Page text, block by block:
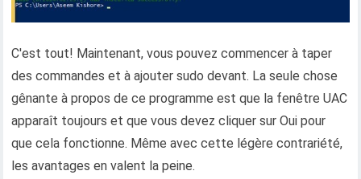
C'est tout! Maintenant, vous pouvez commencer à taper
des commandes et à ajouter sudo devant. La seule chose
gênante à propos de ce programme est que la fenêtre UAC
apparaît toujours et que vous devez cliquer sur Oui pour
que cela fonctionne. Même avec cette légère contrariété,
les avantages en valent la peine.